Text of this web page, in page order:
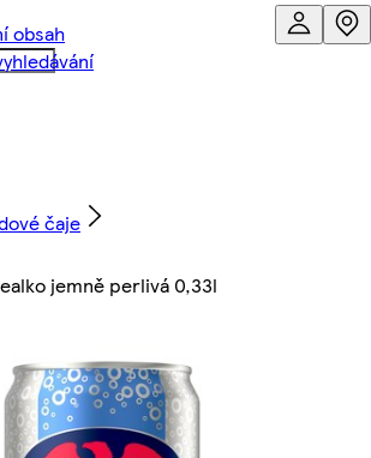
obsah
čaje
jemně perlivá 0,33l